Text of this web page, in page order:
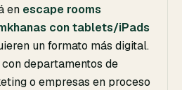
en escape rooms
con tablets/iPads
un formato más digital.
departamentos de
o empresas en proceso